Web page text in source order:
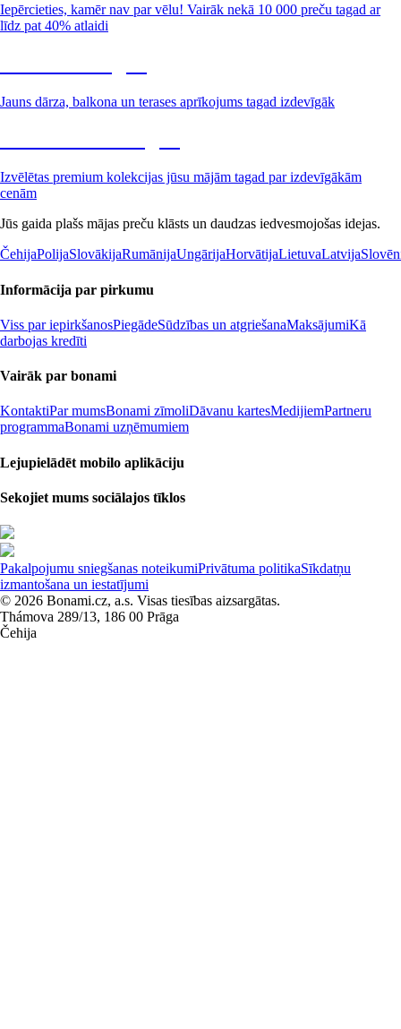
Iepērcieties, kamēr nav par vēlu! Vairāk nekā 10 000 preču tagad ar
līdz pat 40% atlaidi
Jauns dārza, balkona un terases aprīkojums tagad izdevīgāk
Izvēlētas premium kolekcijas jūsu mājām tagad par izdevīgākām
cenām
Jūs gaida plašs mājas preču klāsts un daudzas iedvesmojošas idejas.
ČehijaPolijaSlovākijaRumānijaUngārijaHorvātijaLietuvaLatvija
Informācija par pirkumu
Viss par iepirkšanosPiegādeSūdzības un atgriešanaMaksājumiKā
darbojas kredīti
Vairāk par bonami
KontaktiPar mumsBonami zīmoliDāvanu kartesMedijiemPartneru
programmaBonami uzņēmumiem
Lejupielādēt mobilo aplikāciju
Sekojiet mums sociālajos tīklos
Pakalpojumu sniegšanas noteikumiPrivātuma politikaSīkdatņu
izmantošana un iestatījumi
© 2026 Bonami.cz, a.s. Visas tiesības aizsargātas.
Thámova 289/13, 186 00 Prāga
Čehija